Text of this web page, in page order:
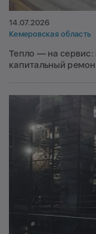
14.07.2026
Кемеровская область
Тепло — на
капитальный